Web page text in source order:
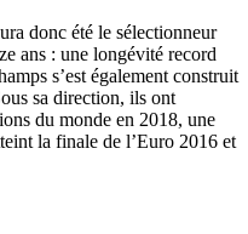
donc été le sélectionneur
ans : une longévité record
s’est également construit
sa direction, ils ont
du monde en 2018, une
la finale de l’Euro 2016 et